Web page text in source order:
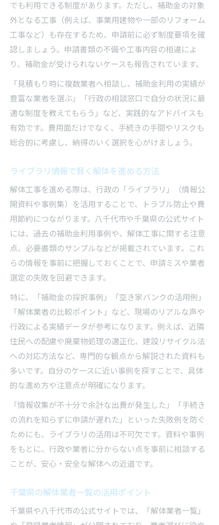
でも利用できる制度があります。ただし、補助金の対象
外となる工事（例えば、事業用建物や一部のリフォーム
工事など）も存在するため、申請前に必ず制度要項を確
認しましょう。申請書類の不備や工事内容の相違によ
り、補助金が受けられないケースも報告されています。
「見積もり時に複数業者へ相談し、補助金利用の実績が
豊富な業者を選ぶ」「行政の相談窓口で自分の状況に最
適な制度を教えてもらう」など、実践的なアドバイスも
有効です。費用面だけでなく、手続きの手間やリスクも
総合的に考慮し、納得のいく選択を心がけましょう。
ライブラリ情報で賢く解体を進める方法
解体工事を進める際は、行政の「ライブラリ」（情報公
開資料や事例集）を活用することで、トラブル防止や費
用節約につながります。八千代市や千葉県の公式サイト
には、過去の補助金利用事例や、解体工事に関する注意
点、必要書類のサンプルなどが掲載されています。これ
らの情報を事前に把握しておくことで、申請ミスや業者
選定の失敗を回避できます。
特に、「補助金の採択事例」「空き家バンクの活用例」
「解体業者の比較ポイント」など、現場のリアルな声や
行政による実績データが参考になります。例えば、近隣
住民への配慮や廃棄物処理の適正化、建設リサイクル法
への対応方法など、専門的な観点から解説された資料も
多いです。自分のケースに近い事例を探すことで、具体
的な進め方や注意点が明確になります。
「情報収集が不十分で余計な出費が発生した」「手続き
の流れを知らずに申請が遅れた」といった失敗例を防ぐ
ためにも、ライブラリの活用は不可欠です。資料や事例
をもとに、行政や業者に分からない点を事前に相談する
ことが、安心・安全な解体への近道です。
千葉県の解体業者一覧の活用ポイント
千葉県や八千代市の公式サイトでは、「解体業者一覧」